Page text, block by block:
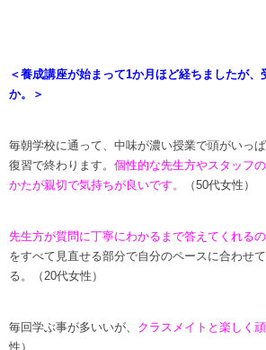
＜養成講座が始まって1か月ほど経ちましたが
か。＞
毎朝学校に通って、中味が濃い授業で頭がいっ
復習で終わります。 個性的な先生方やスタッフ
かたが親切で気持ちが良いです。
（50代女性）
先生方が質問に丁寧にわかるまで答えてくれるの
をすべて見直せる部分で自分のペースに合わせ
る。（20代女性）
毎回学ぶ事が多いいが、 クラスメイトと楽しく頑
性）